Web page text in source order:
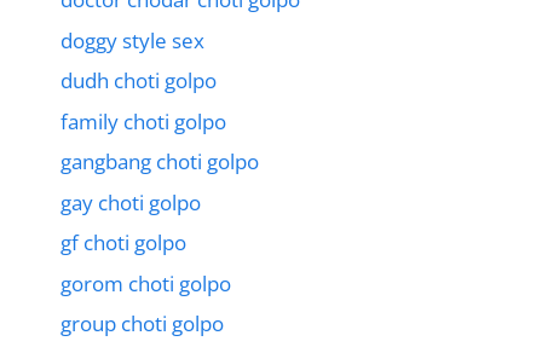
doggy style sex
dudh choti golpo
family choti golpo
gangbang choti golpo
gay choti golpo
gf choti golpo
gorom choti golpo
group choti golpo